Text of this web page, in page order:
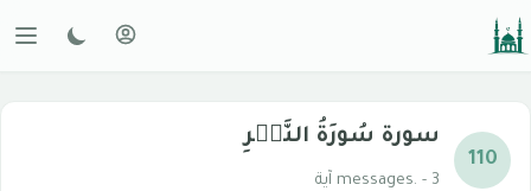
110
سورة سُورَةُ النَّصۡرِ
messages. - 3 آية